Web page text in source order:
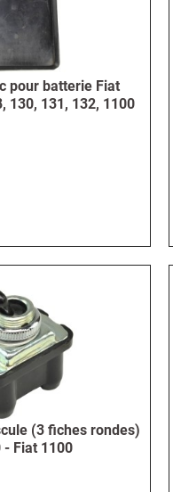
pour batterie Fiat
130, 131, 132, 1100
(3 fiches rondes)
- Fiat 1100